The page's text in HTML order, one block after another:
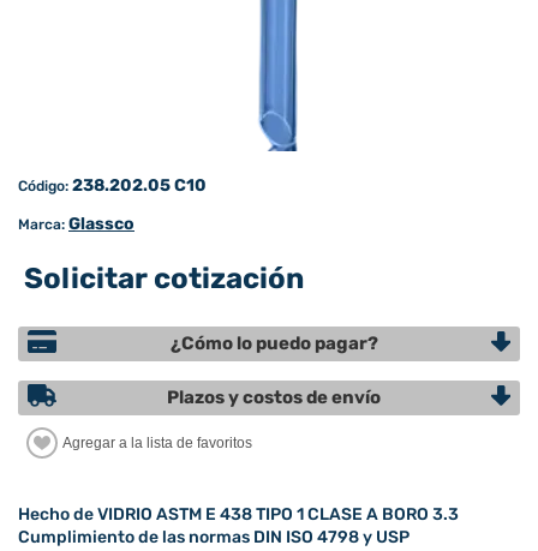
Código: 238.202.05 C10
Marca: Glassco
Solicitar cotización
¿Cómo lo puedo pagar?
Plazos y costos de envío
Hecho de VIDRIO ASTM E 438 TIPO 1 CLASE A BORO 3.3
Cumplimiento de las normas DIN ISO 4798 y USP